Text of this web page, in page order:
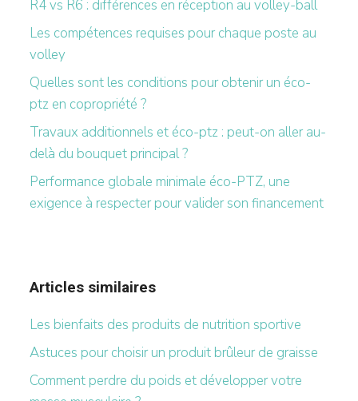
R4 vs R6 : différences en réception au volley-ball
Les compétences requises pour chaque poste au
volley
Quelles sont les conditions pour obtenir un éco-
ptz en copropriété ?
Travaux additionnels et éco-ptz : peut-on aller au-
delà du bouquet principal ?
Performance globale minimale éco-PTZ, une
exigence à respecter pour valider son financement
Articles similaires
Les bienfaits des produits de nutrition sportive
Astuces pour choisir un produit brûleur de graisse
Comment perdre du poids et développer votre